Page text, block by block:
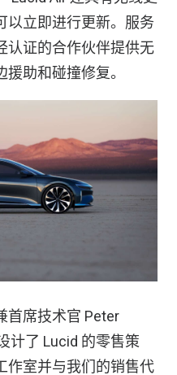
以立即进行更新。服务
认证的合作伙伴提供无
助和碰撞修复。
首席技术官 Peter
计了 Lucid 的零售策
作室并与我们的销售代